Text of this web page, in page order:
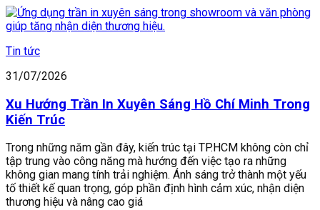
Tin tức
31/07/2026
Xu Hướng Trần In Xuyên Sáng Hồ Chí Minh Trong
Kiến Trúc
Trong những năm gần đây, kiến trúc tại TP.HCM không còn chỉ
tập trung vào công năng mà hướng đến việc tạo ra những
không gian mang tính trải nghiệm. Ánh sáng trở thành một yếu
tố thiết kế quan trọng, góp phần định hình cảm xúc, nhận diện
thương hiệu và nâng cao giá